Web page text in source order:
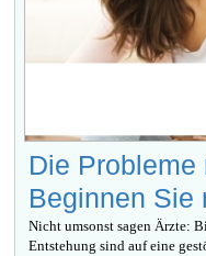
Die
Beginnen Sie
Nicht umsonst sagen Ärzte:
Entstehung sind auf eine